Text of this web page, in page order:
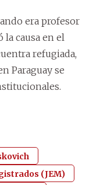
era profesor
la causa en el
refugiada,
Paraguay se
(JEM)